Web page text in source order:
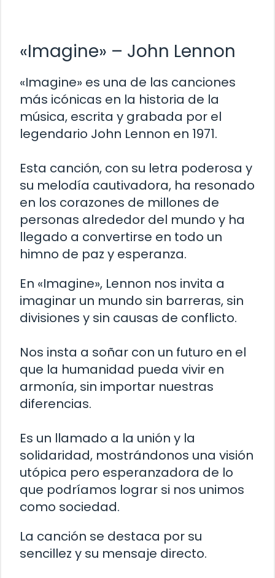
«Imagine» – John Lennon
«Imagine» es una de las canciones
más icónicas en la historia de la
música, escrita y grabada por el
legendario John Lennon en 1971.
Esta canción, con su letra poderosa y
su melodía cautivadora, ha resonado
en los corazones de millones de
personas alrededor del mundo y ha
llegado a convertirse en todo un
himno de paz y esperanza.
En «Imagine», Lennon nos invita a
imaginar un mundo sin barreras, sin
divisiones y sin causas de conflicto.
Nos insta a soñar con un futuro en el
que la humanidad pueda vivir en
armonía, sin importar nuestras
diferencias.
Es un llamado a la unión y la
solidaridad, mostrándonos una visión
utópica pero esperanzadora de lo
que podríamos lograr si nos unimos
como sociedad.
La canción se destaca por su
sencillez y su mensaje directo.